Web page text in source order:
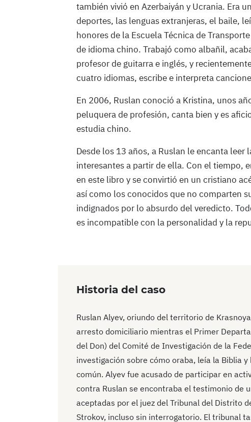
también vivió en Azerbaiyán y Ucrania. Era
deportes, las lenguas extranjeras, el baile,
honores de la Escuela Técnica de
de idioma chino. Trabajó como albañil,
profesor de guitarra e inglés, y
cuatro idiomas, escribe e interpreta
En 2006, Ruslan conoció a Kristina, unos
peluquera de profesión, canta bien y es
estudia chino.
Desde los 13 años, a Ruslan le encanta leer
interesantes a partir de ella. Con el tiempo,
en este libro y se convirtió en un cristiano
así como los conocidos que no comparten
indignados por lo absurdo del veredicto.
es incompatible con la personalidad y la
Historia del caso
Ruslan Alyev, oriundo del territorio de
arresto domiciliario mientras el Primer
del Don) del Comité de Investigación de la
investigación sobre cómo oraba, leía la Biblia
común. Alyev fue acusado de participar en
contra Ruslan se encontraba el testimonio de
aceptadas por el juez del Tribunal del Distrito
Strokov, incluso sin interrogatorio. El tribunal